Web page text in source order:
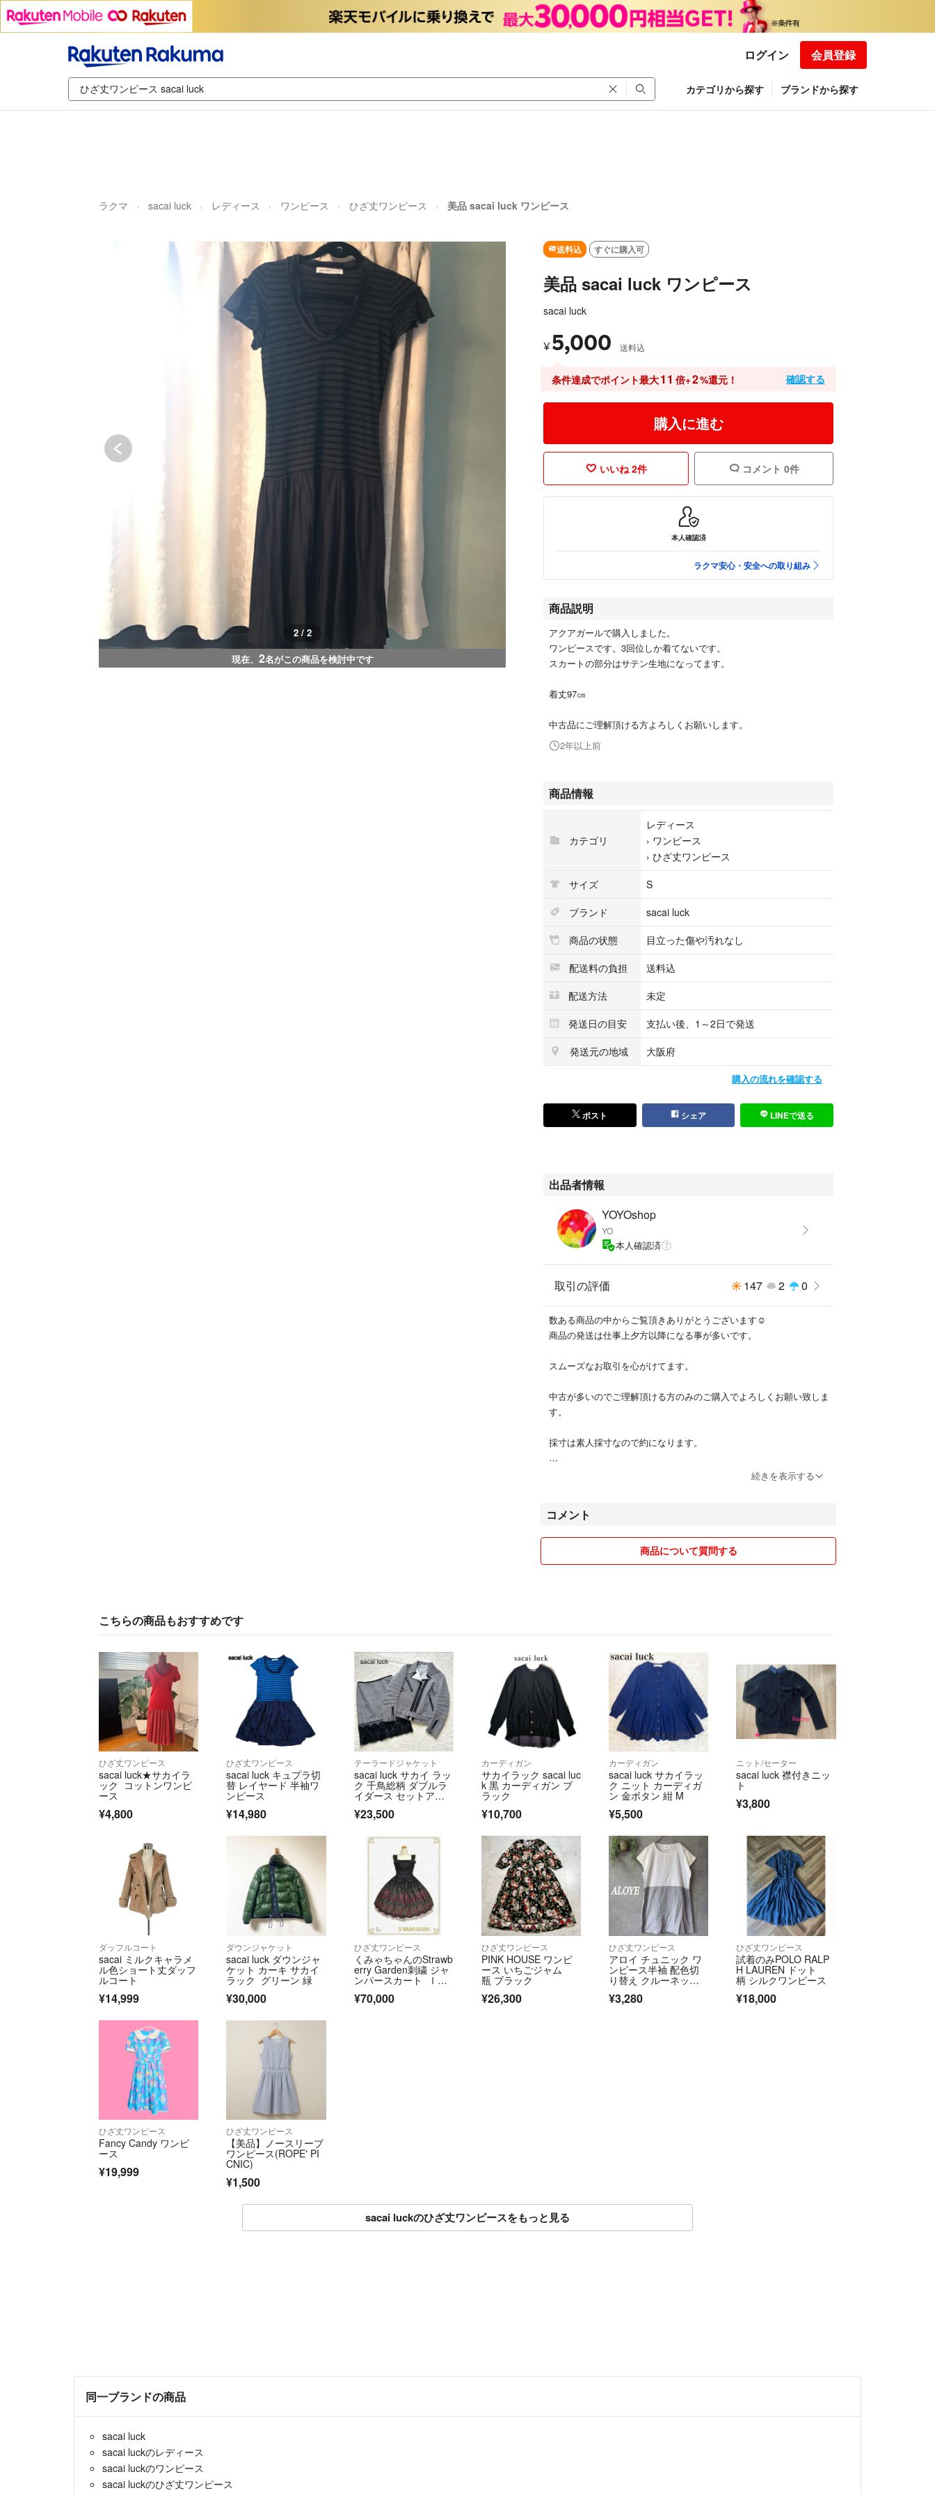
ログイン 会員登録
カテゴリから探す ブランドから探す
ラクマ sacai luck レディース ワンピース ひざ丈ワンピース 美品 sacai luck ワンピース
1 / 2
現在、 2名がこの商品を検討中です
送料込 すぐに購入可
美品 sacai luck ワンピース
sacai luck
¥ 5,000 送料込
条件達成でポイント最大11 倍+2%還元！ 確認する
購入に進む
いいね 2件 コメント 0件
本人確認済
ラクマ安心・安全への取り組み
商品説明
アクアガールで購入しました。
ワンピースです。3回位しか着てないです。
スカートの部分はサテン生地になってます。
着丈97㎝
中古品にご理解頂ける方よろしくお願いします。
2年以上前
商品情報
カテゴリ
レディース
› ワンピース
› ひざ丈ワンピース
サイズ
S
ブランド
sacai luck
商品の状態
目立った傷や汚れなし
配送料の負担
送料込
配送方法
未定
発送日の目安
支払い後、1～2日で発送
発送元の地域
大阪府
購入の流れを確認する
ポスト シェア LINEで送る
出品者情報
YOYOshop
YO
本人確認済
取引の評価 147 2 0
数ある商品の中からご覧頂きありがとうございます☺︎
商品の発送は仕事上夕方以降になる事が多いです。
スムーズなお取引を心がけてます。
中古が多いのでご理解頂ける方のみのご購入でよろしくお願い致しま
す。
採寸は素人採寸なので約になります。
コメント頂いた方優先にさせて頂きます。
続きを表示する
コメント
商品について質問する
こちらの商品もおすすめです
ひざ丈ワンピース
sacai luck★サカイラ
ック コットンワンピ
ース
¥4,800
ひざ丈ワンピース
sacai luck キュプラ切
替 レイヤード 半袖ワ
ンピース
¥14,980
テーラードジャケット
sacai luck サカイ ラッ
ク 千鳥総柄 ダブルラ
イダース セットアッ
¥23,500
カーディガン
サカイラック sacai luc
k 黒 カーディガン ブ
ラック
¥10,700
カーディガン
sacai luck サカイラッ
ク ニット カーディガ
ン 金ボタン 紺 M
¥5,500
ニット/セーター
sacai luck 襟付きニッ
ト
¥3,800
ダッフルコート
sacai ミルクキャラメ
ル色ショート丈ダッフ
ルコート
¥14,999
ダウンジャケット
sacai luck ダウンジャ
ケット カーキ サカイ
ラック グリーン 緑
¥30,000
ひざ丈ワンピース
くみゃちゃんのStrawb
erry Garden刺繍 ジャ
ンパースカート Ⅰ
¥70,000
ひざ丈ワンピース
PINK HOUSE ワンピ
ース いちごジャム
瓶 ブラック
¥26,300
ひざ丈ワンピース
アロイ チュニック ワ
ンピース半袖 配色切
り替え クルーネッ
ク ポケット 日本製
¥3,280
ひざ丈ワンピース
試着のみPOLO RALP
H LAUREN ドット
柄 シルクワンピース
¥18,000
ひざ丈ワンピース
Fancy Candy ワンピ
ース
¥19,999
ひざ丈ワンピース
​【美品】ノースリーブ
ワンピース(ROPE' PI
CNIC)
¥1,500
sacai luckのひざ丈ワンピースをもっと見る
同一ブランドの商品
sacai luck
sacai luckのレディース
sacai luckのワンピース
sacai luckのひざ丈ワンピース